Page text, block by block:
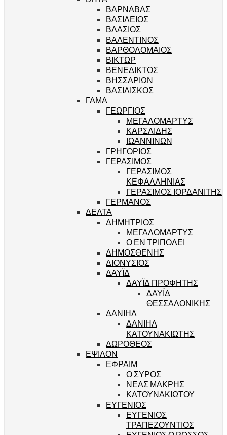
ΒΑΡΝΑΒΑΣ
ΒΑΣΙΛΕΙΟΣ
ΒΛΑΣΙΟΣ
ΒΑΛΕΝΤΙΝΟΣ
ΒΑΡΘΟΛΟΜΑΙΟΣ
ΒΙΚΤΩΡ
ΒΕΝΕΔΙΚΤΟΣ
ΒΗΣΣΑΡΙΩΝ
ΒΑΣΙΛΙΣΚΟΣ
ΓΑΜΑ
ΓΕΩΡΓΙΟΣ
ΜΕΓΑΛΟΜΑΡΤΥΣ
ΚΑΡΣΛΙΔΗΣ
ΙΩΑΝΝΙΝΩΝ
ΓΡΗΓΟΡΙΟΣ
ΓΕΡΑΣΙΜΟΣ
ΓΕΡΑΣΙΜΟΣ
ΚΕΦΑΛΛΗΝΙΑΣ
ΓΕΡΑΣΙΜΟΣ ΙΟΡΔΑΝΙΤΗΣ
ΓΕΡΜΑΝΟΣ
ΔΕΛΤΑ
ΔΗΜΗΤΡΙΟΣ
ΜΕΓΑΛΟΜΑΡΤΥΣ
Ο ΕΝ ΤΡΙΠΟΛΕΙ
ΔΗΜΟΣΘΕΝΗΣ
ΔΙΟΝΥΣΙΟΣ
ΔΑΥΪΔ
ΔΑΥΪΔ ΠΡΟΦΗΤΗΣ
ΔΑΥΪΔ
ΘΕΣΣΑΛΟΝΙΚΗΣ
ΔΑΝΙΗΛ
ΔΑΝΙΗΛ
ΚΑΤΟΥΝΑΚΙΩΤΗΣ
ΔΩΡΟΘΕΟΣ
ΕΨΙΛΟΝ
ΕΦΡΑΙΜ
Ο ΣΥΡΟΣ
ΝΕΑΣ ΜΑΚΡΗΣ
ΚΑΤΟΥΝΑΚΙΩΤΟΥ
ΕΥΓΕΝΙΟΣ
ΕΥΓΕΝΙΟΣ
ΤΡΑΠΕΖΟΥΝΤΙΟΣ